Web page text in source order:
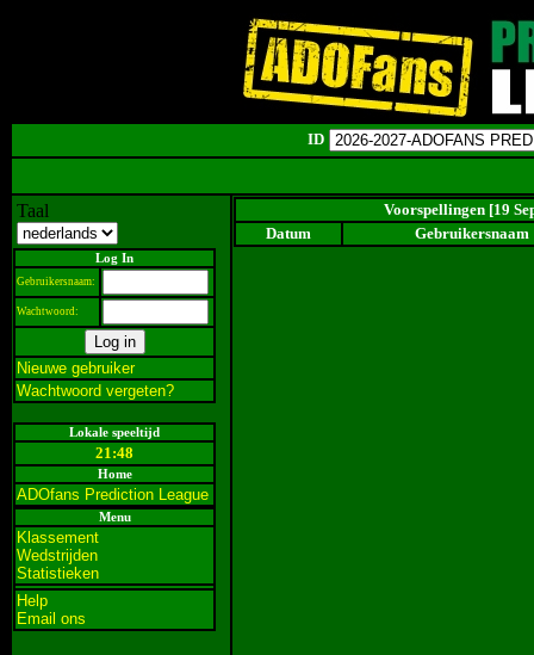
ID
Taal
Log In
Gebruikersnaam:
Wachtwoord:
Nieuwe gebruiker
Wachtwoord vergeten?
Lokale speeltijd
21:48
Home
ADOfans Prediction League
Menu
Klassement
Wedstrijden
Statistieken
Help
Email ons
Voorspellingen [19
Datum
Gebruikersnaam